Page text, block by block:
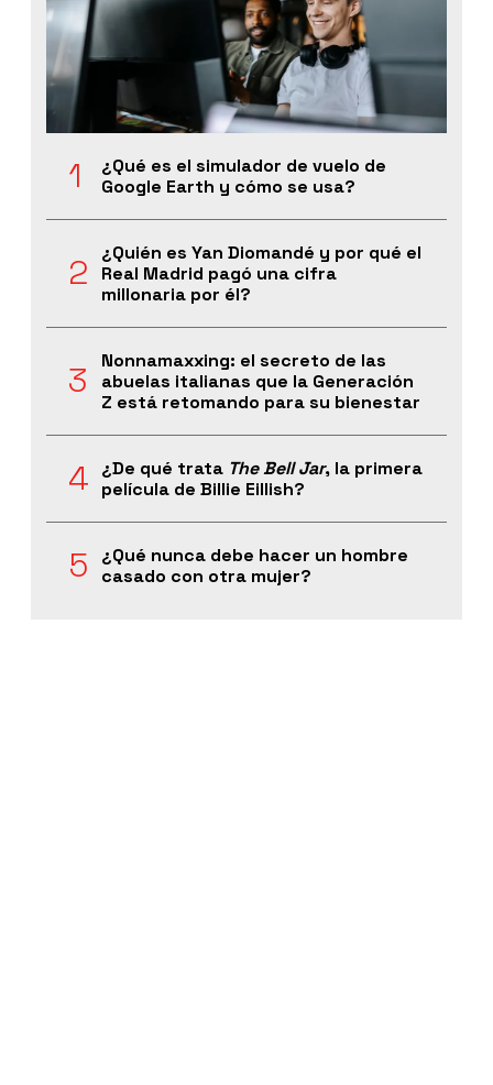
¿Qué es el simulador de vuelo de
Google Earth y cómo se usa?
¿Quién es Yan Diomandé y por qué el
Real Madrid pagó una cifra
millonaria por él?
Nonnamaxxing: el secreto de las
abuelas italianas que la Generación
Z está retomando para su bienestar
¿De qué trata The Bell Jar, la primera
película de Billie Eillish?
¿Qué nunca debe hacer un hombre
casado con otra mujer?